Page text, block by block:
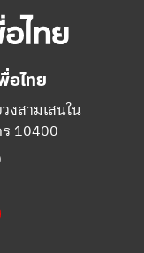
อไทย
งสามเสนใน
10400